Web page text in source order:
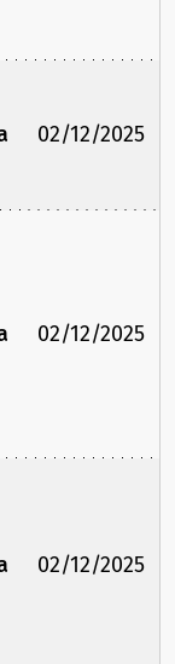
02/12/2025
02/12/2025
02/12/2025